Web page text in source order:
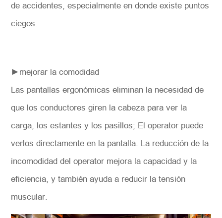
de accidentes, especialmente en donde existe puntos
ciegos.
►mejorar la comodidad
Las pantallas ergonómicas eliminan la necesidad de
que los conductores giren la cabeza para ver la
carga, los estantes y los pasillos; El operator puede
verlos directamente en la pantalla. La reducción de la
incomodidad del operator mejora la capacidad y la
eficiencia, y también ayuda a reducir la tensión
muscular.